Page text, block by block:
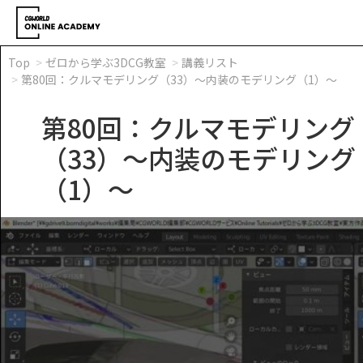
Top ゼロから学ぶ3DCG教室
講義リスト
第80回：クルマモデリング（33）～内装のモデリング（1）～
第80回：クルマモデリング
（33）～内装のモデリング
（1）～